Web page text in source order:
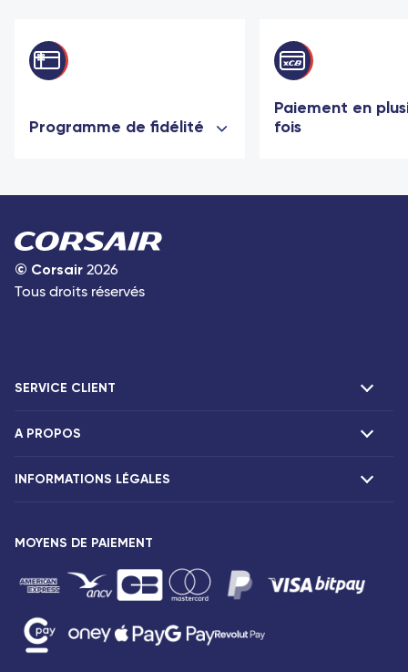
Programme de fidélité
Paiement en
fois
© Corsair 2026
Tous droits réservés
SERVICE CLIENT
F.A.Q et contacts
A PROPOS
Présentation
Communiqués de presse
Conditions tarifaires
Droits des passagers
Conditions générales de vente
INFORMATIONS LÉGALES
MOYENS DE PAIEMENT